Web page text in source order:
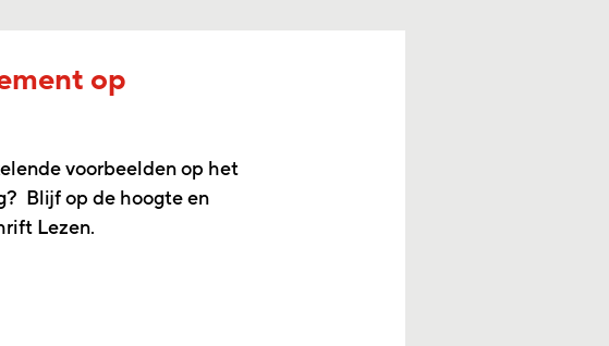
op
voorbeelden op het
Blijf op de hoogte en
Lezen.